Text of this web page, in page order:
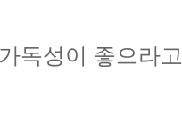
독성이 좋으라